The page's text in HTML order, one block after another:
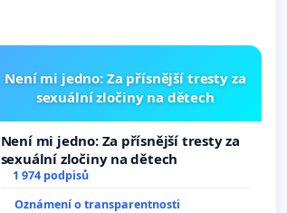
Není mi jedno: Za přísnější tresty za
sexuální zločiny na dětech
Není mi jedno: Za přísnější tresty za
sexuální zločiny na dětech
1 974 podpisů
Oznámení o transparentnosti